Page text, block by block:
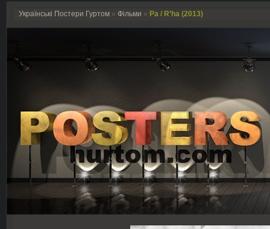
Українські Постери Гуртом » Фільми » Ра / R’ha (2013)